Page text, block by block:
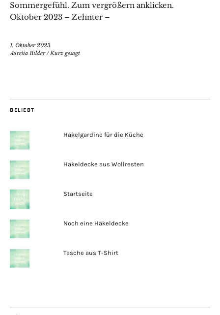
Sommergefühl. Zum vergrößern anklicken.
Oktober 2023 – Zehnter –
1. Oktober 2023
Aurelia Bilder/Kurz gesagt
BELIEBT
Häkelgardine für die Küche
Häkeldecke aus Wollresten
Startseite
Noch eine Häkeldecke
Tasche aus T-Shirt